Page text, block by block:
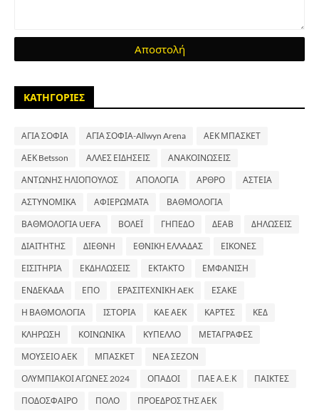
ΚΑΤΗΓΟΡΙΕΣ
ΑΓΙΑ ΣΟΦΙΑ ΑΓΙΑ ΣΟΦΙΑ-Allwyn Arena ΑΕΚ ΜΠΑΣΚΕΤ
ΑΕΚ Betsson ΑΛΛΕΣ ΕΙΔΗΣΕΙΣ ΑΝΑΚΟΙΝΩΣΕΙΣ
ΑΝΤΩΝΗΣ ΗΛΙΟΠΟΥΛΟΣ ΑΠΟΛΟΓΙΑ ΑΡΘΡΟ ΑΣΤΕΙΑ
ΑΣΤΥΝΟΜΙΚΑ ΑΦΙΕΡΩΜΑΤΑ ΒΑΘΜΟΛΟΓΙΑ
ΒΑΘΜΟΛΟΓΙΑ UEFA ΒΟΛΕΪ ΓΗΠΕΔΟ ΔΕΑΒ ΔΗΛΩΣΕΙΣ
ΔΙΑΙΤΗΤΗΣ ΔΙΕΘΝΗ ΕΘΝΙΚΗ ΕΛΛΑΔΑΣ ΕΙΚΟΝΕΣ
ΕΙΣΙΤΗΡΙΑ ΕΚΔΗΛΩΣΕΙΣ ΕΚΤΑΚΤΟ ΕΜΦΑΝΙΣΗ
ΕΝΔΕΚΑΔΑ ΕΠΟ ΕΡΑΣΙΤΕΧΝΙΚΗ AEK ΕΣΑΚΕ
Η ΒΑΘΜΟΛΟΓΙΑ ΙΣΤΟΡΙΑ ΚΑΕ ΑΕΚ ΚΑΡΤΕΣ ΚΕΔ
ΚΛΗΡΩΣΗ ΚΟΙΝΩΝΙΚΑ ΚΥΠΕΛΛΟ ΜΕΤΑΓΡΑΦΕΣ
ΜΟΥΣΕΙΟ ΑΕΚ ΜΠΑΣΚΕΤ ΝΕΑ ΣΕΖΟΝ
ΟΛΥΜΠΙΑΚΟΙ ΑΓΩΝΕΣ 2024 ΟΠΑΔΟΙ ΠΑΕ Α.Ε.Κ ΠΑΙΚΤΕΣ
ΠΟΔΟΣΦΑΙΡΟ ΠΟΛΟ ΠΡΟΕΔΡΟΣ ΤΗΣ ΑΕΚ